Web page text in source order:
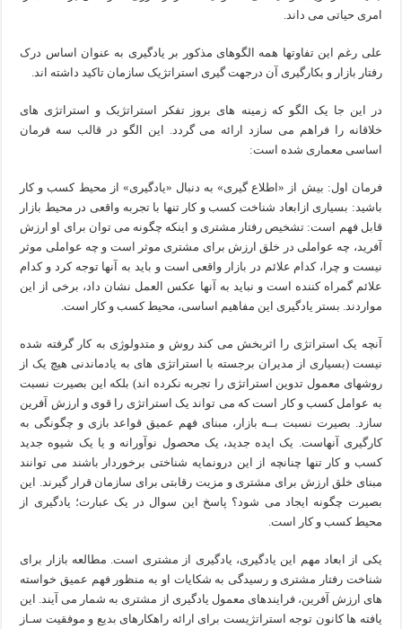
امری حیاتی می داند.
علی رغم این تفاوتها همه الگوهای مذکور بر یادگیری به عنوان اساس درک
رفتار بازار و بکارگیری آن درجهت گیری استراتژیک سازمان تاکید داشته اند.
در این جا یک الگو که زمینه های بروز تفکر استراتژیک و استراتژی های
خلاقانه را فراهم می سازد ارائه می گردد. این الگو در قالب سه فرمان
اساسی معماری شده است:
فرمان اول: بیش از «اطلاع گیری» به دنبال «یادگیری» از محیط کسب و کار
باشید: بسیاری ازابعاد شناخت کسب و کار تنها با تجربه واقعی در محیط بازار
قابل فهم است: تشخیص رفتار مشتری و اینکه چگونه می توان برای او ارزش
آفرید، چه عواملی در خلق ارزش برای مشتری موثر است و چه عواملی موثر
نیست و چرا، کدام علائم در بازار واقعی است و باید به آنها توجه کرد و کدام
علائم گمراه کننده است و نباید به آنها عکس العمل نشان داد، برخی از این
مواردند. بستر یادگیری این مفاهیم اساسی، محیط کسب و کار است.
آنچه یک استراتژی را اثربخش می کند روش و متدولوژی به کار گرفته شده
نیست (بسیاری از مدیران برجسته با استراتژی های به یادماندنی هیچ یک از
روشهای معمول تدوین استراتژی را تجربه نکرده اند) بلکه این بصیرت نسبت
به عوامل کسب و کار است که می تواند یک استراتژی را قوی و ارزش آفرین
سازد. بصیرت نسبت بــه بازار، مبنای فهم عمیق قواعد بازی و چگونگی به
کارگیری آنهاست. یک ایده جدید، یک محصول نوآورانه و یا یک شیوه جدید
کسب و کار تنها چنانچه از این درونمایه شناختی برخوردار باشند می توانند
مبنای خلق ارزش برای مشتری و مزیت رقابتی برای سازمان قرار گیرند. این
بصیرت چگونه ایجاد می شود؟ پاسخ این سوال در یک عبارت؛ یادگیری از
محیط کسب و کار است.
یکی از ابعاد مهم این یادگیری، یادگیری از مشتری است. مطالعه بازار برای
شناخت رفتار مشتری و رسیدگی به شکایات او به منظور فهم عمیق خواسته
های ارزش آفرین، فرایندهای معمول یادگیری از مشتری به شمار می آیند. این
یافته ها کانون توجه استراتژیست برای ارائه راهکارهای بدیع و موفقیت سـاز